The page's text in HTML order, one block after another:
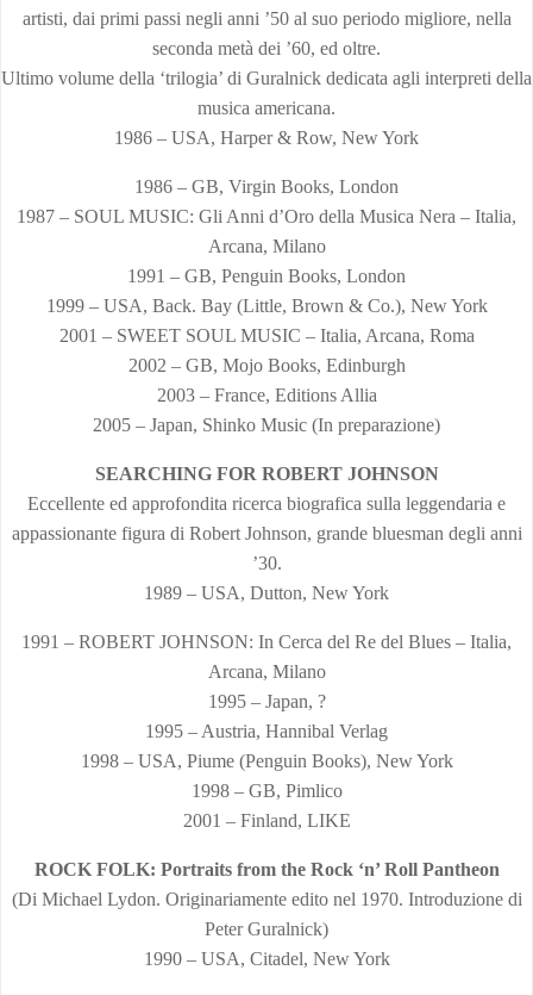
artisti, dai primi passi negli anni ’50 al suo periodo migliore, nella
seconda metà dei ’60, ed oltre.
Ultimo volume della ‘trilogia’ di Guralnick dedicata agli interpreti della
musica americana.
1986 – USA, Harper & Row, New York
1986 – GB, Virgin Books, London
1987 – SOUL MUSIC: Gli Anni d’Oro della Musica Nera – Italia,
Arcana, Milano
1991 – GB, Penguin Books, London
1999 – USA, Back. Bay (Little, Brown & Co.), New York
2001 – SWEET SOUL MUSIC – Italia, Arcana, Roma
2002 – GB, Mojo Books, Edinburgh
2003 – France, Editions Allia
2005 – Japan, Shinko Music (In preparazione)
SEARCHING FOR ROBERT JOHNSON
Eccellente ed approfondita ricerca biografica sulla leggendaria e
appassionante figura di Robert Johnson, grande bluesman degli anni
’30.
1989 – USA, Dutton, New York
1991 – ROBERT JOHNSON: In Cerca del Re del Blues – Italia,
Arcana, Milano
1995 – Japan, ?
1995 – Austria, Hannibal Verlag
1998 – USA, Piume (Penguin Books), New York
1998 – GB, Pimlico
2001 – Finland, LIKE
ROCK FOLK: Portraits from the Rock ‘n’ Roll Pantheon
(Di Michael Lydon. Originariamente edito nel 1970. Introduzione di
Peter Guralnick)
1990 – USA, Citadel, New York